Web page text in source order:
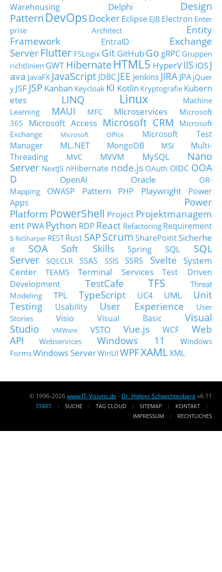
Warehousing
Delphi
Design
Pattern DevOps DockerEclipse EJB Electron Enter
prise Architect
Entity
Framework
EntraID
Exchange
Server Flutter FSLogix Git GitHubGo gRPC Gruppen
richtlinien GWT HibernateHTML5 HyperVIIS iOSJ
ava JavaFX JavaScript JDBC JEE Jenkins JIRA JPA jQuer
y JSF JSP Kanban Keycloak KI Kotlin Kryptografie Kubern
etes
LINQ Linux
Machine
Learning
MAUI MFC Microservices
Microsoft
365
Microsoft Access Microsoft CRM
Microsoft
Exchange
Microsoft Office
Microsoft Test
Manager
ML.NET MongoDB MSI
Multi-
Threading
MVC MVVM MySQL
Nano
Server NextJS nHibernate node.js OAuth OIDC OOA
D
OpenAI Oracle
OR-
Mapping
OWASP Pattern PHP Playwright
Power
Apps
Power
Platform PowerShell Project Projektmanagem
ent PWA Python RDP React Refactoring Requirement
s ReSharper RESTRust SAPScrum SharePointSicherhe
it
SOA Soft Skills Spring SQL
SQL
Server
SQLCLR SSAS SSIS SSRS Svelte
System
Center
TEAMS Terminal Services
Test Driven
Development
TestCafe TFS
Threat
Modeling
TPL TypeScript UC4 UML
Unit
Testing
Usability User Experience
User
Stories
Visio Visual Basic
Visual
Studio
VMWare VSTO Vue.js WCF
Web
API
Webservices Windows 11
Windows
FormsWindows ServerWinUI WPFXAMLXML
© 1996-2026www.IT-Visions.de - Dr. Holger Schwichtenbergv6.11
START SUCHE TAG CLOUD SITEMAP
KONTAKT
IMPRESSUM
RECHTLICHES